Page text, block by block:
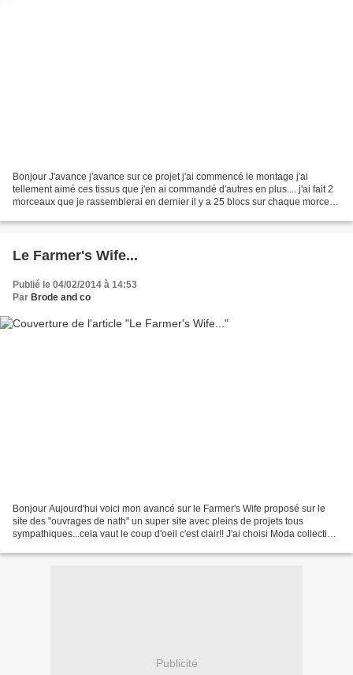
Bonjour J'avance j'avance sur ce projet j'ai commencé le montage j'ai
tellement aimé ces tissus que j'en ai commandé d'autres en plus.... j'ai fait 2
morceaux que je rassemblerai en dernier il y a 25 blocs sur chaque morceau
Le Farmer's Wife...
Publié le 04/02/2014 à 14:53
Par Brode and co
Bonjour Aujourd'hui voici mon avancé sur le Farmer's Wife proposé sur le
site des "ouvrages de nath" un super site avec pleins de projets tous
sympathiques...cela vaut le coup d'oeil c'est clair!! J'ai choisi Moda collection
Publicité